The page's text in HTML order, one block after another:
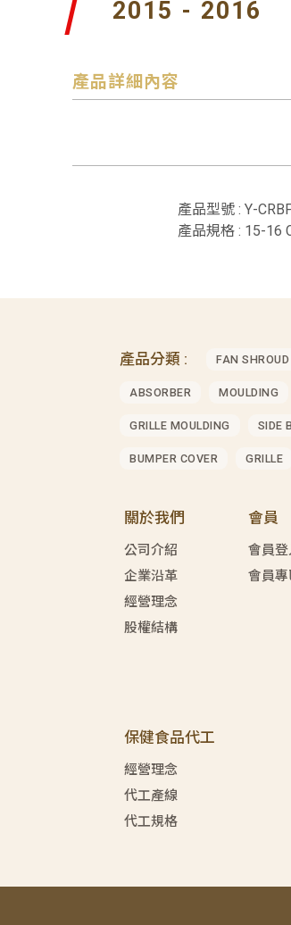
2015 - 2016
產品詳細內容
產品型號 : Y-
產品規格 : 15-16
產品分類 : FAN SHROUD
ABSORBER MOULDING
GRILLE MOULDING SIDE
BUMPER COVER GRILLE
關於我們
公司介紹
企業沿革
經營理念
股權結構
會員
會員
會員
保健食品代工
經營理念
代工產線
代工規格